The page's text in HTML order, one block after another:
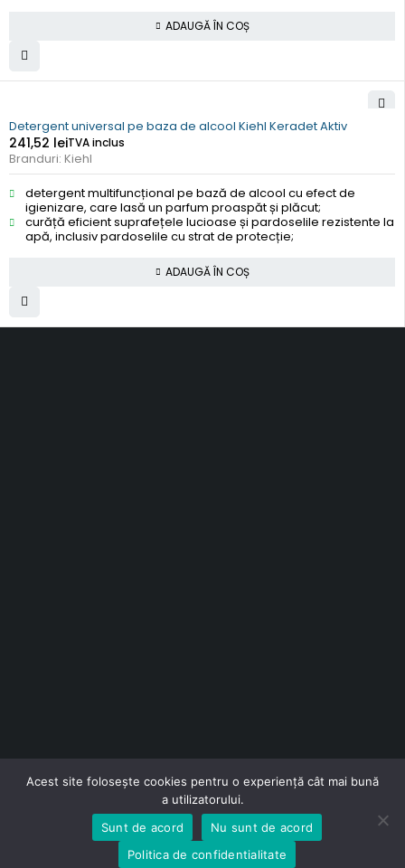
ADAUGĂ ÎN COȘ
Detergent universal pe baza de alcool Kiehl Keradet Aktiv
241,52 leiTVA inclus
Branduri: Kiehl
detergent multifuncțional pe bază de alcool cu efect de
igienizare, care lasă un parfum proaspăt și plăcut;
curăță eficient suprafețele lucioase și pardoselile rezistente la
apă, inclusiv pardoselile cu strat de protecție;
ADAUGĂ ÎN COȘ
Copyright © SmartResults SRL. Toate drepturile rezervate.
Acest site folosește cookies pentru o experiență cât mai bună
a utilizatorului.
Sunt de acord
Nu sunt de acord
Politica de confidentialitate